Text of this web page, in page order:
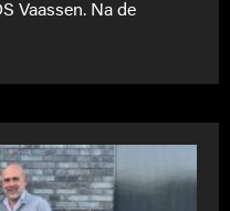
Vaassen. Na de